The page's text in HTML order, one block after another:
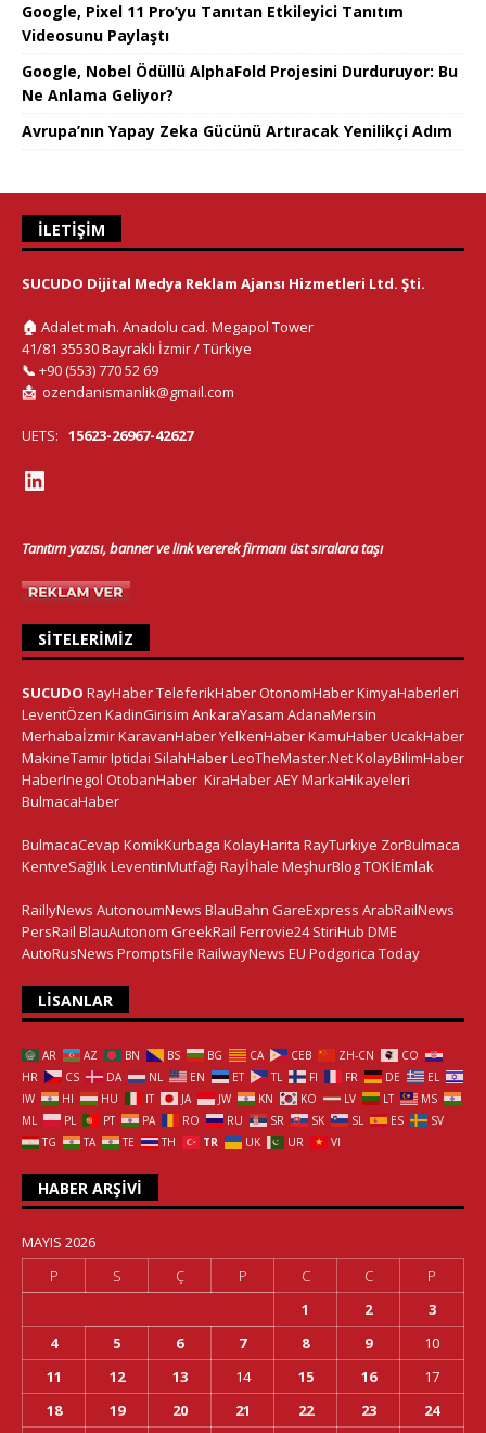
Google, Pixel 11 Pro’yu Tanıtan Etkileyici Tanıtım
Videosunu Paylaştı
Google, Nobel Ödüllü AlphaFold Projesini Durduruyor: Bu
Ne Anlama Geliyor?
Avrupa’nın Yapay Zeka Gücünü Artıracak Yenilikçi Adım
İLETIŞIM
SUCUDO Dijital Medya Reklam Ajansı Hizmetleri Ltd. Şti.
🏠 Adalet mah. Anadolu cad. Megapol Tower
41/81 35530 Bayraklı İzmir / Türkiye
📞 +90 (553) 770 52 69
📩 ozendanismanlik@gmail.com
UETS: 15623-26967-42627
Tanıtım yazısı, banner ve link vererek firmanı üst sıralara taşı
SITELERIMIZ
SUCUDO RayHaberTeleferikHaberOtonomHaberKimyaHaberleri
LeventÖzen KadinGirisim AnkaraYasam AdanaMersin
MerhabaİzmirKaravanHaberYelkenHaberKamuHaberUcakHaber
MakineTamirIptidai SilahHaberLeoTheMaster.NetKolayBilimHaber
HaberInegol OtobanHaber KiraHaberAEYMarkaHikayeleri
BulmacaHaber
BulmacaCevap KomikKurbaga KolayHarita RayTurkiye ZorBulmaca
KentveSağlıkLeventinMutfağı Rayİhale MeşhurBlogTOKİEmlak
RaillyNews AutonoumNews BlauBahn GareExpress ArabRailNews
PersRail BlauAutonom GreekRail Ferrovie24 StiriHub DME
AutoRusNews PromptsFile RailwayNews EU Podgorica Today
LISANLAR
AR AZ BN BS BG CA CEB ZH-CN
CO
HR
CS DA NL EN ET TL FI FR DE
EL
IW
HI HU IT JA JW KN KO LV LT
MS
ML
PL PT PA RO RU SR SK SL ES
SV
TG
TA TE TH TR UK UR VI
HABER ARŞIVI
MAYIS 2026
P
S Ç P C C
P
1
2
3
4
5 6 7 8 9
10
11
12 13 14 15 16
17
18
19 20 21 22 23 24